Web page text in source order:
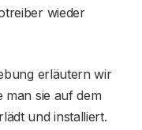
wieder
erläutern wir
man sie auf dem
und installiert.